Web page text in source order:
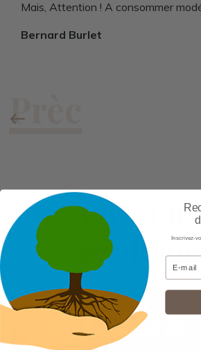
Mais, Attention ! A consommer
Bernard Burlet
À
Inscrivez-
Email